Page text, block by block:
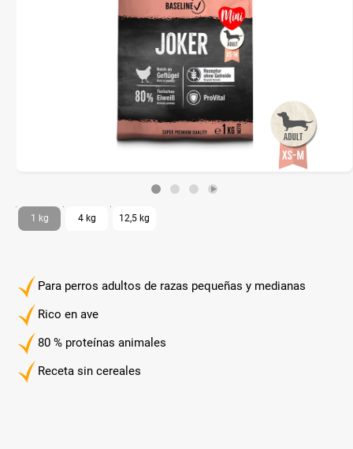
Para perros adultos de razas pequeñas y medianas
Rico en ave
80 % proteínas animales
Receta sin cereales
1 kg 4 kg 12,5 kg